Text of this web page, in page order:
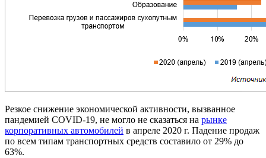
Резкое снижение экономической активности, вызванное
пандемией COVID-19, не могло не сказаться на рынке
корпоративных автомобилей в апреле 2020 г. Падение продаж
по всем типам транспортных средств составило от 29% до
63%.